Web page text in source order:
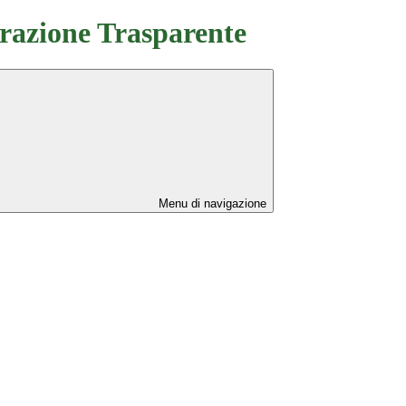
Trasparente
Menu di navigazione